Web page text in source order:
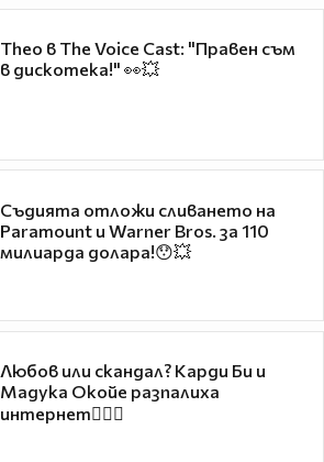
Theo в The Voice Cast: "Правен съм
в дискотека!" 👀💥
Съдията отложи сливането на
Paramount и Warner Bros. за 110
милиарда долара!😯💥
Любов или скандал? Карди Би и
Мадука Окойе разпалиха
интернет❤️‍🔥🔥